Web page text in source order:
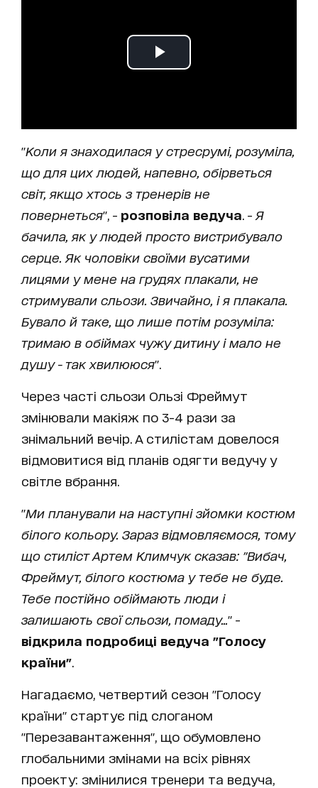
"Коли я знаходилася у стресрумі, розуміла,
що для цих людей, напевно, обірветься
світ, якщо хтось з тренерів не
повернеться", - розповіла ведуча . - Я
бачила, як у людей просто вистрибувало
серце. Як чоловіки своїми вусатими
лицями у мене на грудях плакали, не
стримували сльози. Звичайно, і я плакала.
Бувало й таке, що лише потім розуміла:
тримаю в обіймах чужу дитину і мало не
душу - так хвилююся".
Через часті сльози Ользі Фреймут
змінювали макіяж по 3-4 рази за
знімальний вечір. А стилістам довелося
відмовитися від планів одягти ведучу у
світле вбрання.
"Ми планували на наступні зйомки костюм
білого кольору. Зараз відмовляємося, тому
що стиліст Артем Климчук сказав: "Вибач,
Фреймут, білого костюма у тебе не буде.
Тебе постійно обіймають люди і
залишають свої сльози, помаду... " -
відкрила подробиці ведуча "Голосу
країни"
Нагадаємо, четвертий сезон "Голосу
країни" стартує під слоганом
"Перезавантаження", що обумовлено
глобальними змінами на всіх рівнях
проекту: змінилися тренери та ведуча,